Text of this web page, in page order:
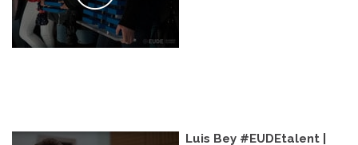
Luis Bey #EUDEtalent |